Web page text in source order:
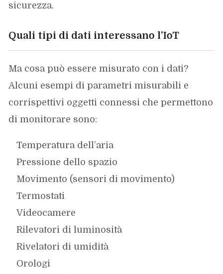
sicurezza.
Quali tipi di dati interessano l’IoT
Ma cosa può essere misurato con i dati?
Alcuni esempi di parametri misurabili e
corrispettivi oggetti connessi che permettono
di monitorare sono:
Temperatura dell’aria
Pressione dello spazio
Movimento (sensori di movimento)
Termostati
Videocamere
Rilevatori di luminosità
Rivelatori di umidità
Orologi